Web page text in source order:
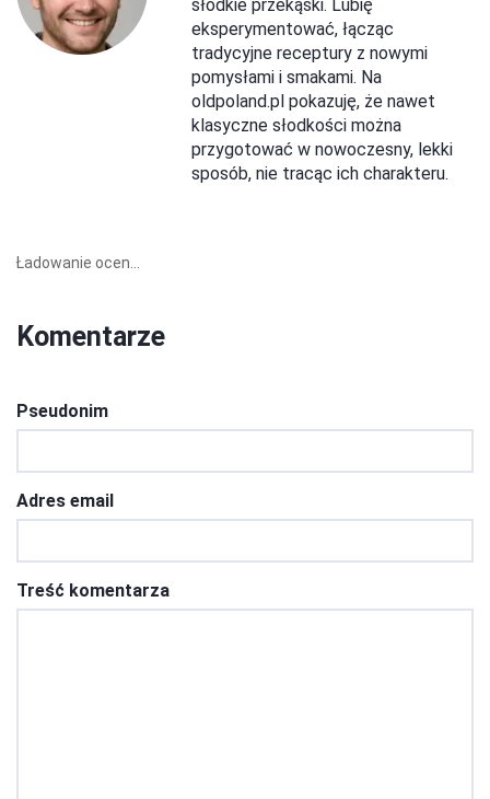
słodkie przekąski. Lubię
eksperymentować, łącząc
tradycyjne receptury z nowymi
pomysłami i smakami. Na
oldpoland.pl pokazuję, że nawet
klasyczne słodkości można
przygotować w nowoczesny, lekki
sposób, nie tracąc ich charakteru.
Ładowanie ocen...
Komentarze
Pseudonim
Adres email
Treść komentarza